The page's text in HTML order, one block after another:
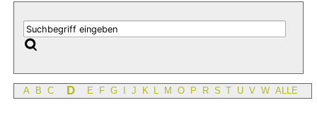
A B C D E F G I J K L M O P R S T U V W ALLE